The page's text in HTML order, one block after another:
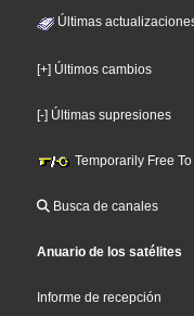
Últimas
[+] Últimos cambios
[-] Últimas supresiones
Temporarily Free
Busca de canales
Anuario de los satélites
Informe de recepción